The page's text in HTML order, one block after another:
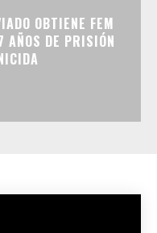
OBTIENE FEM
AÑOS DE PRISIÓN